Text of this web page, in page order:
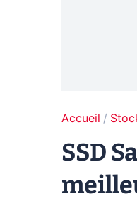
Accueil
SSD